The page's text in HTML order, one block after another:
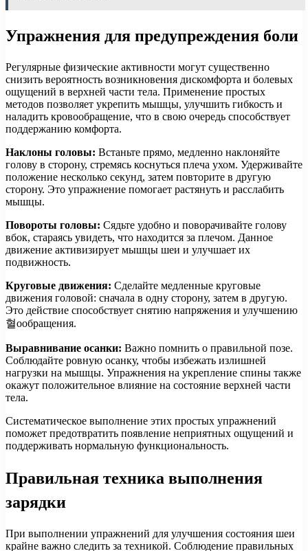
Упражнения для предупреждения боли
Регулярные физические активности могут существенно
снизить вероятность возникновения дискомфорта и болевых
ощущений в верхней части тела. Применение простых
методов позволяет укрепить мышцы, улучшить гибкость и
наладить кровообращение, что в свою очередь способствует
поддержанию комфорта.
Наклоны головы: Встаньте прямо, медленно наклоняйте
голову в сторону, стремясь коснуться плеча ухом. Удерживайте
положение несколько секунд, затем повторите в другую
сторону. Это упражнение помогает растянуть и расслабить
мышцы.
Повороты головы: Сядьте удобно и поворачивайте голову
вбок, стараясь увидеть, что находится за плечом. Данное
движение активизирует мышцы шеи и улучшает их
подвижность.
Круговые движения: Сделайте медленные круговые
движения головой: сначала в одну сторону, затем в другую.
Это действие способствует снятию напряжения и улучшению
혈ообращения.
Выравнивание осанки: Важно помнить о правильной позе.
Соблюдайте ровную осанку, чтобы избежать излишней
нагрузки на мышцы. Упражнения на укрепление спины также
окажут положительное влияние на состояние верхней части
тела.
Систематическое выполнение этих простых упражнений
поможет предотвратить появление неприятных ощущений и
поддерживать нормальную функциональность.
Правильная техника выполнения
зарядки
При выполнении упражнений для улучшения состояния шеи
крайне важно следить за техникой. Соблюдение правильных